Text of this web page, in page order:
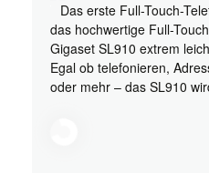
Das erste Full-Touch-
das hochwertige Full-
Gigaset SL910 extrem
Egal ob telefonieren,
oder mehr – das SL910